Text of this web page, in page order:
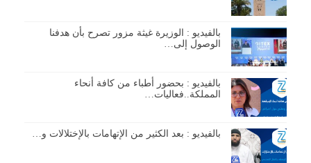
بالفيديو : الوزيرة غيثة مزور تصرح بأن هدفنا
الوصول إلى…
بالفيديو : بحضور أطباء من كافة أنحاء
المملكة..فعاليات…
بالفيديو : بعد الكثير من الإتهامات بالإختلالات و…